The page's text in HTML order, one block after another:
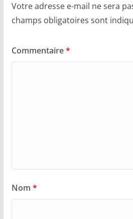
Votre adresse e-mail ne sera
champs obligatoires sont
Commentaire*
Nom *